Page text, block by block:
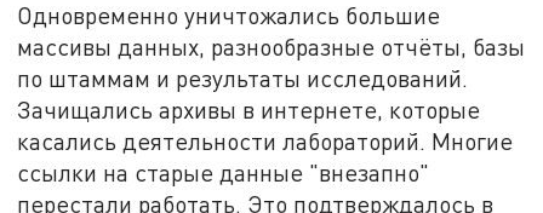
Одновременно уничтожались большие
массивы данных, разнообразные отчёты, базы
по штаммам и результаты исследований.
Зачищались архивы в интернете, которые
касались деятельности лабораторий. Многие
ссылки на старые данные "внезапно"
перестали работать. Это подтверждалось в